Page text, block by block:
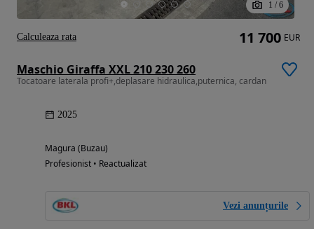
1 / 6
Maschio Giraffa XXL 210 230 260
Tocatoare laterala profi+,deplasare hidraulica,puternica, cardan
2025
Magura (Buzau)
Profesionist • Reactualizat
Vezi anunțurile
11 700 EUR
Calculeaza rata